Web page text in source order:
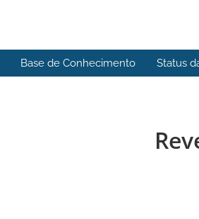
Base de Conhecimento Status